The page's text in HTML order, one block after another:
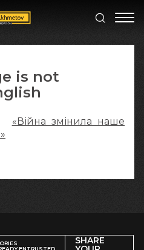
is not
«Війна змінила наше
SHARE